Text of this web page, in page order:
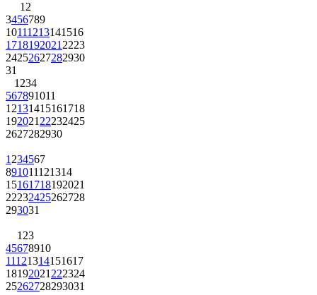
1 2
3456789
10111213141516
1718192021 2223
24252627282930
31
1 234
567891011
12131415161718
192021 22232425
2627282930
1 234567
891011121314
15161718192021
22232425262728
293031
1 23
45678910
11121314151617
18192021 222324
25262728293031